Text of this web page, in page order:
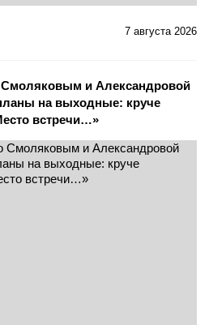
7 августа 2026
Смоляковым и Александровой
на выходные: круче
встречи…»